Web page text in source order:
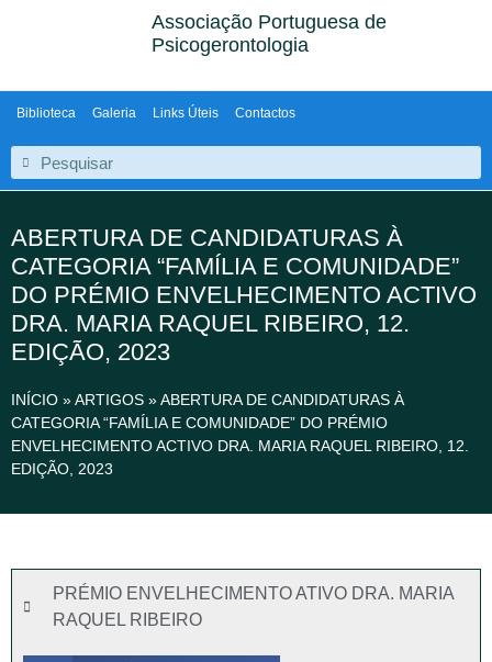
Associação Portuguesa de
Psicogerontologia
Biblioteca Galeria Links Úteis Contactos
ABERTURA DE CANDIDATURAS À
CATEGORIA “FAMÍLIA E COMUNIDADE”
DO PRÉMIO ENVELHECIMENTO ACTIVO
DRA. MARIA RAQUEL RIBEIRO, 12.
EDIÇÃO, 2023
INÍCIO »ARTIGOS »ABERTURA DE CANDIDATURAS À
CATEGORIA “FAMÍLIA E COMUNIDADE” DO PRÉMIO
ENVELHECIMENTO ACTIVO DRA. MARIA RAQUEL RIBEIRO, 12.
EDIÇÃO, 2023
PRÉMIO ENVELHECIMENTO ATIVO DRA. MARIA
RAQUEL RIBEIRO